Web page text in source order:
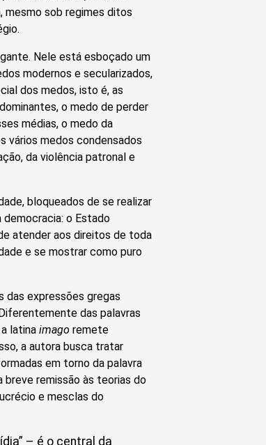
sob regimes ditos
Nele está esboçado um
modernos e secularizados,
dos medos, isto é, as
o medo de perder
médias, o medo da
vários medos condensados
da violência patronal e
bloqueados de se realizar
democracia: o Estado
atender aos direitos de toda
e se mostrar como puro
das expressões gregas
das palavras
latina imago remete
a autora busca tratar
em torno da palavra
breve remissão às teorias do
e mesclas do
– é o central da